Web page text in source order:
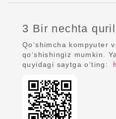
3 Bir nechta
Qo‘shimcha kompyuter
qo‘shishingiz mumkin.
quyidagi saytga o‘ting: